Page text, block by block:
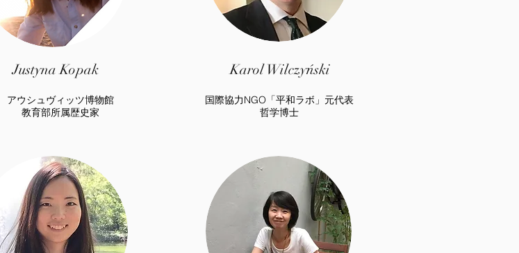
Justyna Kopak
アウシュヴィッツ博物館
​教育部所属歴史家
Karol Wilczyński
国際協力NGO「平和ラボ」元代表
​哲学博士